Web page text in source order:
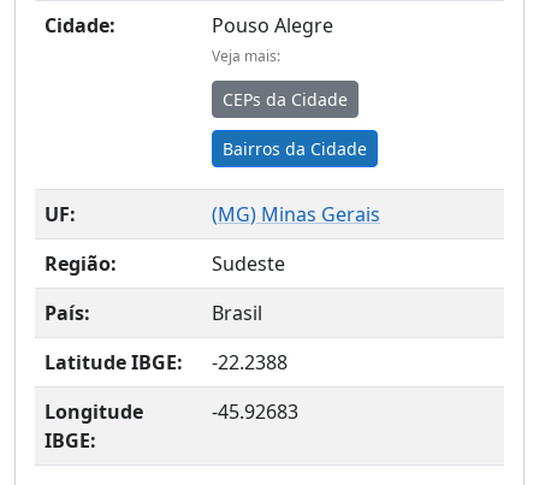
Cidade:
Pouso Alegre
Veja mais:
CEPs da Cidade
Bairros da Cidade
UF: (MG) Minas Gerais
Região:
Sudeste
País:
Brasil
Latitude IBGE:
-22.2388
Longitude
IBGE:
-45.92683